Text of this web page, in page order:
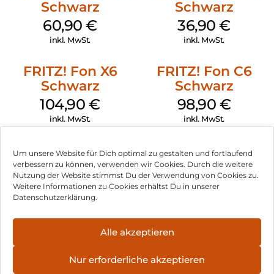
Um unsere Website für Dich optimal zu gestalten und fortlaufend
verbessern zu können, verwenden wir Cookies. Durch die weitere
Nutzung der Website stimmst Du der Verwendung von Cookies zu.
Weitere Informationen zu Cookies erhältst Du in unserer
Datenschutzerklärung.
Alle akzeptieren
Nur erforderliche akzeptieren
Homeoffice immer ein Gerät zur Hand.
Mit welchen zusätzlichen Mobilteilen Sie das Gigaset A690
ergänzen können, erfahren Sie hier.
ECO DECT:
Die Gigaset A690-Reihe ist, wie alle Gigaset-
Schnurlostelefone, mit der umweltfreundlichen ECO DECT
Technologie ausgestattet. Das heißt: Die Telefone sind
Mobilteile ebenfalls ECO DECT unterstützen. Während des
Gesprächs passt sich die Sendeleistung automatisch an die
Entfernung zwischen Basis und Mobilteil an. Je kleiner der
Abstand zur Basis ist, desto geringer ist die Strahlung. Für
maximale DECT-Reichweite lässt sich der ECO DECT-Modus
jederzeit deaktivieren.
Schwarz
60,90€
inkl. MwSt.
Schwarz
36,90€
inkl. MwSt.
FRITZ! Fon X6
Schwarz
104,90€
inkl. MwSt.
FRITZ! Fon C6
Schwarz
98,90 €
inkl. MwSt.
Impressum